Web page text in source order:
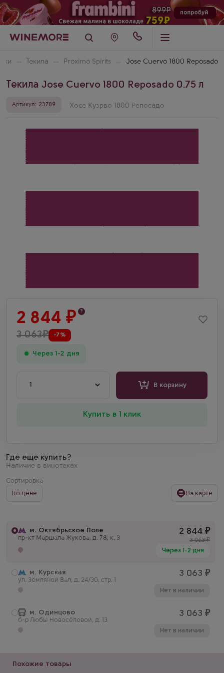
Текила Proximo Spirits Jose Cuervo 1800 Reposado
Текила Jose Cuervo 1800 Reposado 0.75 л
Артикул: 23789 Хосе Куэрво 1800 Репосадо
2 844 ₽ ?
3 063₽ -7%
Через 1-2 дня
1 В корзину
Купить в 1 клик
Где еще купить?
Наличие в винотеках
Сортировка
По цене
На карте
м. Октябрьское Поле
пр-кт Маршала Жукова, д. 78, к. 3
2 844 ₽
3 063₽
Через 1-2 дня
м. Курская
ул. Земляной Вал, д. 24/30, стр. 1
3 063 ₽
Нет в наличии
м. Одинцово
б-р Любы Новосёловой, д. 13
3 063 ₽
Нет в наличии
Похожие товары